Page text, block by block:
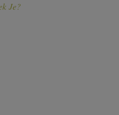
Je?